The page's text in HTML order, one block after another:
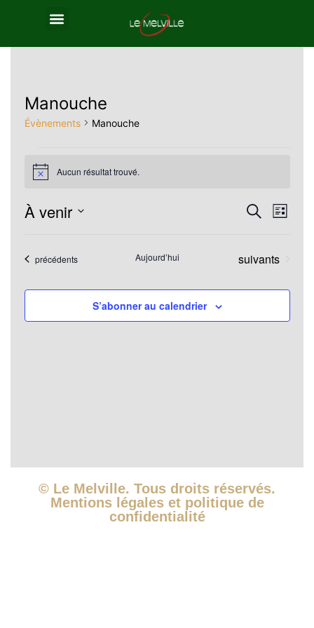
Manouche
Évènements Manouche
Notice Aucun résultat trouvé.
et
de
Recherche
Liste
À venir
une
Évènements
précédents Aujourd’hui Évènements
suivants
S’abonner au calendrier
© Le Melville. Tous droits réservés.
Mentions légales et politique de
confidentialité